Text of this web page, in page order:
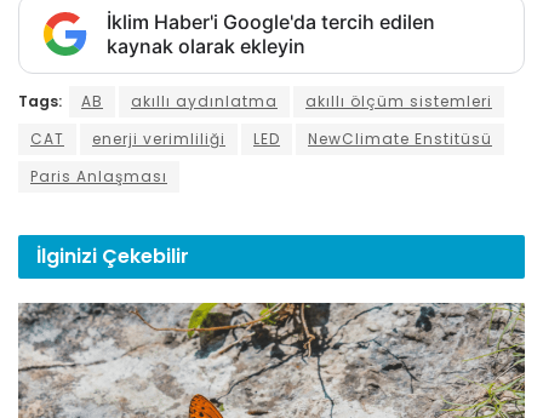
İklim Haber'i Google'da tercih edilen
kaynak olarak ekleyin
Tags: AB akıllı aydınlatma
akıllı ölçüm sistemleri
CAT
enerji verimliliği LED
NewClimate Enstitüsü
Paris Anlaşması
İlginizi Çekebilir